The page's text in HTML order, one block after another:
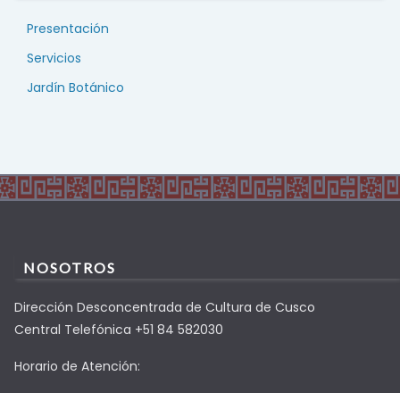
Presentación
Servicios
Jardín Botánico
NOSOTROS
Dirección Desconcentrada de Cultura de Cusco
Central Telefónica +51 84 582030
Horario de Atención: